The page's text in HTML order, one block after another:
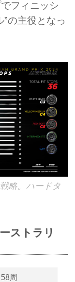
フィニッシ
”の主役となっ
略。ハードタ
ストラリ
周